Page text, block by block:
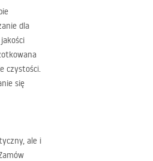
dla
czystości.
się
ale i